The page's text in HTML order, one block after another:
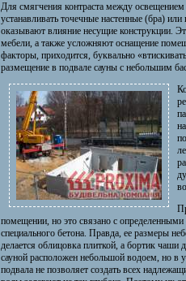
Для смягчения контраста между освещением
устанавливать точечные настенные (бра)
оказывают влияние несущие конструкции.
мебели, а также усложняют оснащение
факторы, приходится, буквально
размещение в подвале сауны с небольшим
помещении, но это связано с
специального бетона. Правда, ее размеры
делается облицовка плиткой, а бортик чаши
сауной расположен небольшой водоем, но в
подвала не позволяет создать всех